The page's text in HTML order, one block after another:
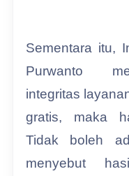
Sementara itu,
Purwanto
integritas
gratis, maka
Tidak boleh
menyebut